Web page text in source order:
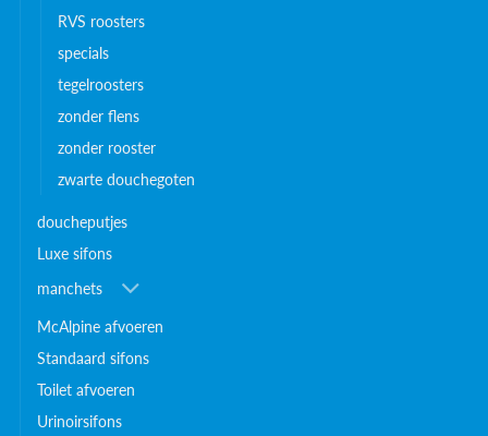
RVS roosters
specials
tegelroosters
zonder flens
zonder rooster
zwarte douchegoten
doucheputjes
Luxe sifons
manchets
McAlpine afvoeren
Standaard sifons
Toilet afvoeren
Urinoirsifons